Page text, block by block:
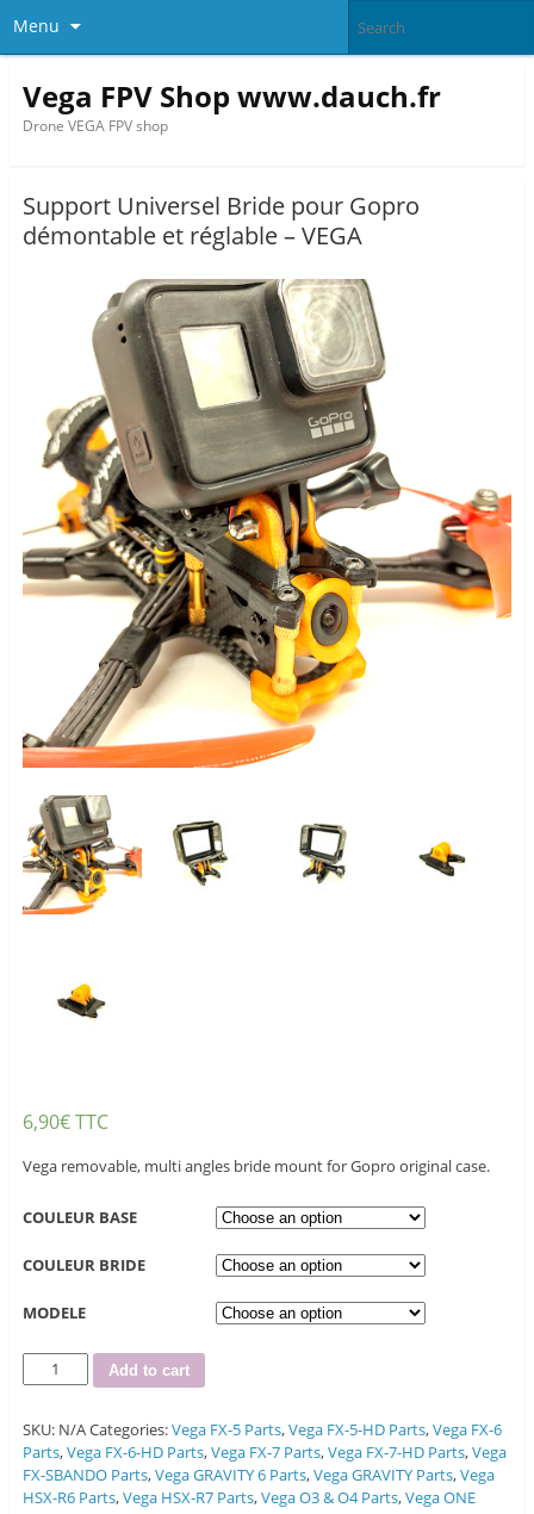
Menu
Vega FPV Shop www.dauch.fr
Drone VEGA FPV shop
Support Universel Bride pour Gopro
démontable et réglable – VEGA
6,90€TTC
Vega removable, multi angles bride mount for Gopro original case.
COULEUR BASE
COULEUR BRIDE
MODELE
Quantity Add to cart
SKU: N/ACategories:Vega FX-5 Parts,Vega FX-5-HD Parts,Vega FX-6
Parts,Vega FX-6-HD Parts,Vega FX-7 Parts,Vega FX-7-HD Parts,Vega
FX-SBANDO Parts,Vega GRAVITY 6 Parts,Vega GRAVITY Parts,Vega
HSX-R6 Parts,Vega HSX-R7 Parts,Vega O3 & O4 Parts,Vega ONE